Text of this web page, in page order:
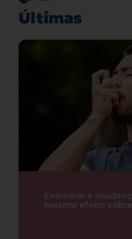
Últimas
Exercício e
mesmo efeito